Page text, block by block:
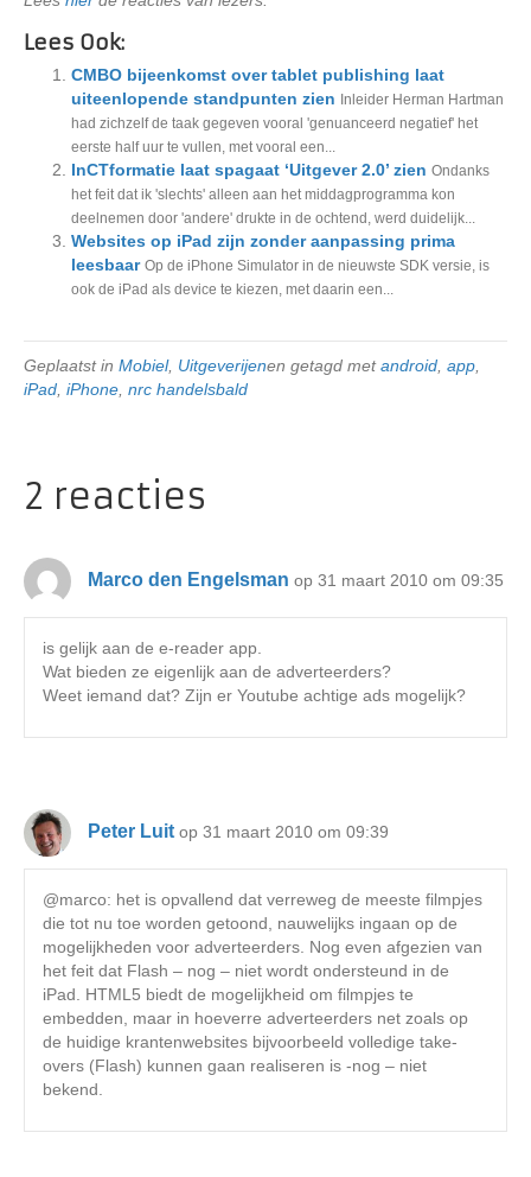
Lees Ook:
CMBO bijeenkomst over tablet publishing laat
uiteenlopende standpunten zien Inleider Herman Hartman
had zichzelf de taak gegeven vooral 'genuanceerd negatief' het
eerste half uur te vullen, met vooral een...
InCTformatie laat spagaat ‘Uitgever 2.0’ zien Ondanks
het feit dat ik 'slechts' alleen aan het middagprogramma kon
deelnemen door 'andere' drukte in de ochtend, werd duidelijk...
Websites op iPad zijn zonder aanpassing prima
leesbaar Op de iPhone Simulator in de nieuwste SDK versie, is
ook de iPad als device te kiezen, met daarin een...
Geplaatst in Mobiel, Uitgeverijenen getagd metandroid app
iPad iPhone nrc handelsbald
2 reacties
Marco den Engelsman op 31 maart 2010 om 09:35
is gelijk aan de e-reader app.
Wat bieden ze eigenlijk aan de adverteerders?
Weet iemand dat? Zijn er Youtube achtige ads mogelijk?
Peter Luit op 31 maart 2010 om 09:39
@marco: het is opvallend dat verreweg de meeste filmpjes
die tot nu toe worden getoond, nauwelijks ingaan op de
mogelijkheden voor adverteerders. Nog even afgezien van
het feit dat Flash – nog – niet wordt ondersteund in de
iPad. HTML5 biedt de mogelijkheid om filmpjes te
embedden, maar in hoeverre adverteerders net zoals op
de huidige krantenwebsites bijvoorbeeld volledige take-
overs (Flash) kunnen gaan realiseren is -nog – niet
bekend.